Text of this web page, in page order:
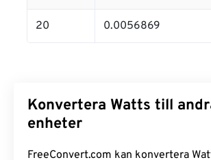
20 0.0056869
Konvertera Watts till
enheter
FreeConvert.com kan konvertera